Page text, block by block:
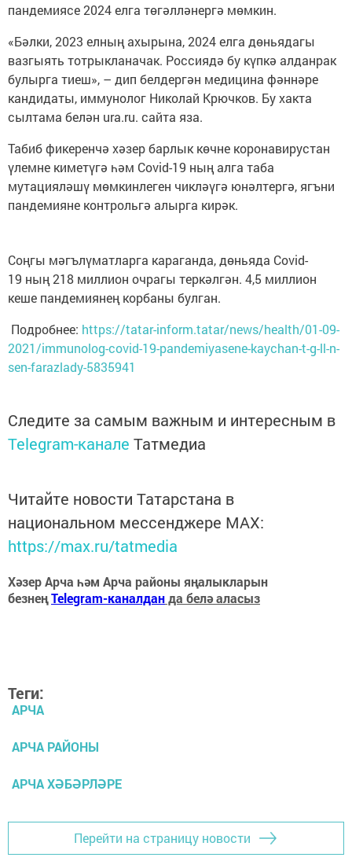
пандемиясе 2024 елга төгәлләнергә мөмкин.
«Бәлки, 2023 елның ахырына, 2024 елга дөньядагы
вазгыять тотрыкланачак. Россиядә бу күпкә алданрак
булырга тиеш», – дип белдергән медицина фәннәре
кандидаты, иммунолог Николай Крючков. Бу хакта
сылтама белән ura.ru. сайта яза.
Табиб фикеренчә хәзер барлык көчне коронавирустан
үлемне киметүгә һәм Covid-19 ның алга таба
мутацияләшү мөмкинлеген чикләүгә юнәлтергә, ягъни
пандемияне контрольгә алырга кирәк.
Соңгы мәгълүматларга караганда, дөньяда Covid-
19 ның 218 миллион очрагы теркәлгән. 4,5 миллион
кеше пандемиянең корбаны булган.
Подробнее: https://tatar-inform.tatar/news/health/01-09-
2021/immunolog-covid-19-pandemiyasene-kaychan-t-g-ll-n-
sen-farazlady-5835941
Следите за самым важным и интересным в
Telegram-канале Татмедиа
Читайте новости Татарстана в
национальном мессенджере MАХ:
https://max.ru/tatmedia
Хәзер Арча һәм Арча районы яңалыкларын
безнеңTelegram-каналданда белә аласыз
Теги:
АРЧА
АРЧА РАЙОНЫ
АРЧА ХӘБӘРЛӘРЕ
Перейти на страницу новости